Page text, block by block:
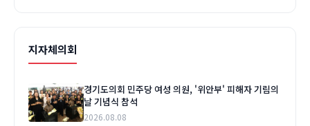
지자체의회
경기도의회 민주당 여성 의원, '위안부' 피해자 기림의
날 기념식 참석
2026.08.08